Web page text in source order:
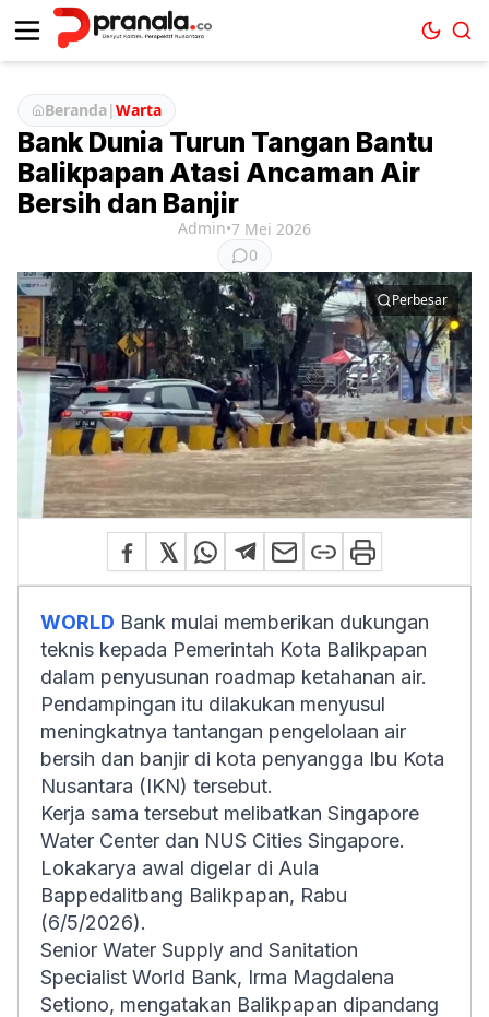
Beranda|Warta
Bank Dunia Turun Tangan Bantu
Balikpapan Atasi Ancaman Air
Bersih dan Banjir
Admin•7 Mei 2026
0
Perbesar
WORLD Bank mulai memberikan dukungan
teknis kepada Pemerintah Kota Balikpapan
dalam penyusunan roadmap ketahanan air.
Pendampingan itu dilakukan menyusul
meningkatnya tantangan pengelolaan air
bersih dan banjir di kota penyangga Ibu Kota
Nusantara (IKN) tersebut.
Kerja sama tersebut melibatkan Singapore
Water Center dan NUS Cities Singapore.
Lokakarya awal digelar di Aula
Bappedalitbang Balikpapan, Rabu
(6/5/2026).
Senior Water Supply and Sanitation
Specialist World Bank, Irma Magdalena
Setiono, mengatakan Balikpapan dipandang